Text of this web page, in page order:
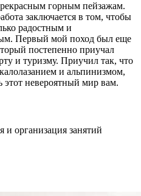
горным пейзажам.
заключается в том, чтобы
радостным и
Первый мой поход был еще
постепенно приучал
и туризму. Приучил так, что
и альпинизмом,
этот невероятный мир вам.
и организация занятий